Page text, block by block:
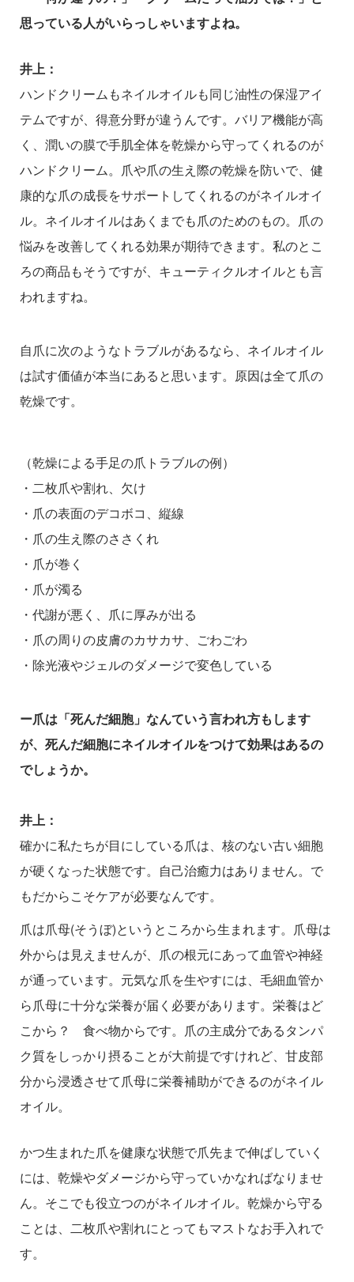
思っている人がいらっしゃいますよね。
井上：
ハンドクリームもネイルオイルも同じ油性の保湿アイ
テムですが、得意分野が違うんです。バリア機能が高
く、潤いの膜で手肌全体を乾燥から守ってくれるのが
ハンドクリーム。爪や爪の生え際の乾燥を防いで、健
康的な爪の成長をサポートしてくれるのがネイルオイ
ル。ネイルオイルはあくまでも爪のためのもの。爪の
悩みを改善してくれる効果が期待できます。私のとこ
ろの商品もそうですが、キューティクルオイルとも言
われますね。
自爪に次のようなトラブルがあるなら、ネイルオイル
は試す価値が本当にあると思います。原因は全て爪の
乾燥です。
（乾燥による手足の爪トラブルの例）
・二枚爪や割れ、欠け
・爪の表面のデコボコ、縦線
・爪の生え際のささくれ
・爪が巻く
・爪が濁る
・代謝が悪く、爪に厚みが出る
・爪の周りの皮膚のカサカサ、ごわごわ
・除光液やジェルのダメージで変色している
ー爪は「死んだ細胞」なんていう言われ方もします
が、死んだ細胞にネイルオイルをつけて効果はあるの
でしょうか。
井上：
確かに私たちが目にしている爪は、核のない古い細胞
が硬くなった状態です。自己治癒力はありません。で
もだからこそケアが必要なんです。
爪は爪母(そうぼ)というところから生まれます。爪母は
外からは見えませんが、爪の根元にあって血管や神経
が通っています。元気な爪を生やすには、毛細血管か
ら爪母に十分な栄養が届く必要があります。栄養はど
こから？ 食べ物からです。爪の主成分であるタンパ
ク質をしっかり摂ることが大前提ですけれど、甘皮部
分から浸透させて爪母に栄養補助ができるのがネイル
オイル。
かつ生まれた爪を健康な状態で爪先まで伸ばしていく
には、乾燥やダメージから守っていかなればなりませ
ん。そこでも役立つのがネイルオイル。乾燥から守る
ことは、二枚爪や割れにとってもマストなお手入れで
す。